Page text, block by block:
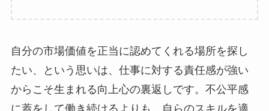
自分の市場価値を正当に認めてくれる場所を探し
たい、という思いは、仕事に対する責任感が強い
からこそ生まれる向上心の裏返しです。不公平感
に蓋をして働き続けるよりも、自らのスキルを適